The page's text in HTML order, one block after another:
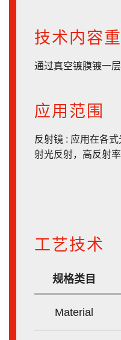
技术内容
通过真空镀膜镀一
应用范围
反射镜 : 应用在各
射光反射，高反射
工艺技术
规格类目
Material